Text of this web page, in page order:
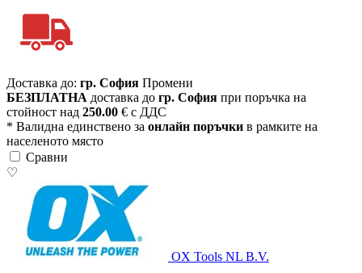
Доставка до: гр. София Промени
БЕЗПЛАТНА доставка до гр. София при поръчка на
стойност над 250.00 € с ДДС
* Валидна единствено за онлайн поръчки в рамките на
населеното място
Сравни
♡
OX Tools NL B.V.